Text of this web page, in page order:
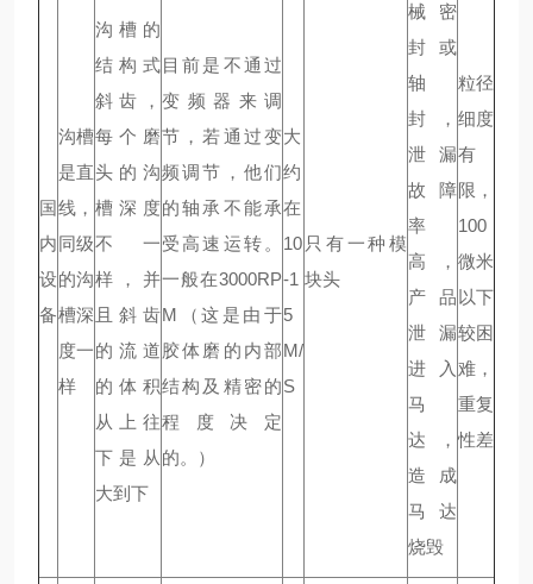
国
内
设
备
沟槽
是直
线，
同级
的沟
槽深
度一
样
沟槽的
结构式
斜齿，
每个磨
头的沟
槽深度
不一
样，并
且斜齿
的流道
的体积
从上往
下是从
大到下
目前是不通过
变频器来调
节，若通过变
频调节，他们
的轴承不能承
受高速运转。
一般在3000RP
M（这是由于
胶体磨的内部
结构及精密的
程度决定
的。）
大
约
在
10
-1
5
M/
S
只有一种模
块头
械密
封或
轴
封，
泄漏
故障
率
高，
产品
泄漏
进入
马
达，
造成
马达
烧毁
粒径
细度
有
限，
100
微米
以下
较困
难，
重复
性差